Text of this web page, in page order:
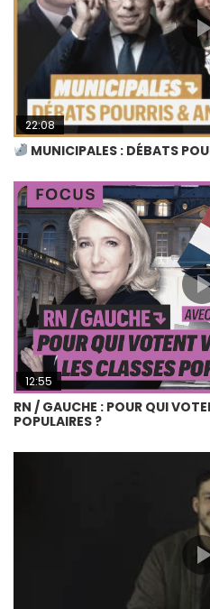
22:08
MUNICIPALES : DÉBATS
12:55
RN / GAUCHE : POUR QUI
POPULAIRES ?